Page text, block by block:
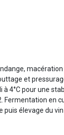
et
4°C pour une
Fermentation en
puis élevage du